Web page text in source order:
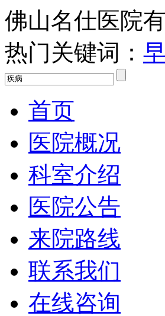
佛山名仕医院
热门关键词：
首页
医院概况
科室介绍
医院公告
来院路线
联系我们
在线咨询